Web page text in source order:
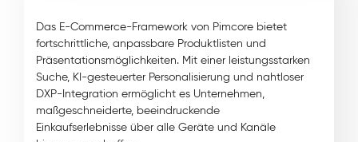
Das E-Commerce-Framework von Pimcore bietet
fortschrittliche, anpassbare Produktlisten und
Präsentationsmöglichkeiten. Mit einer leistungsstarken
Suche, KI-gesteuerter Personalisierung und nahtloser
DXP-Integration ermöglicht es Unternehmen,
maßgeschneiderte, beeindruckende
Einkaufserlebnisse über alle Geräte und Kanäle